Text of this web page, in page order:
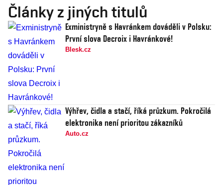
Články z jiných titulů
Exministryně s Havránkem dováděli v Polsku:
První slova Decroix i Havránkové!
Blesk.cz
Výhřev, čidla a stačí, říká průzkum. Pokročilá
elektronika není prioritou zákazníků
Auto.cz